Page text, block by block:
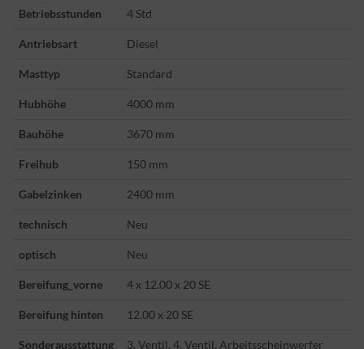
Betriebsstunden 4 Std
Antriebsart Diesel
Masttyp Standard
Hubhöhe 4000 mm
Bauhöhe 3670 mm
Freihub 150 mm
Gabelzinken 2400 mm
technisch Neu
optisch Neu
Bereifung_vorne 4 x 12.00 x 20 SE
Bereifung hinten 12.00 x 20 SE
Sonderausstattung
3. Ventil, 4. Ventil, Arbeitsscheinwerfer